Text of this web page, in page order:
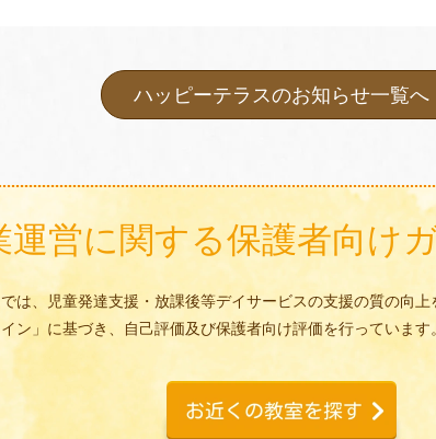
ハッピーテラスのお知らせ一覧へ
運営に関する保護者向け
は、児童発達支援・放課後等デイサービスの支援の質の向
ン」に基づき、自己評価及び保護者向け評価を行っていま